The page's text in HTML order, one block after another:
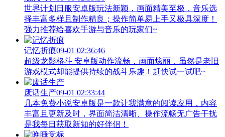
世界计划日服安卓版玩法新颖，画面精美至极，音乐选
择丰富多样且制作精良；操作简单易上手又极具深度！
强力推荐给喜欢手游与音乐的玩家们~
记忆折痕09-01 02:36:46
超级龙影格斗 安卓版动作流畅，画面炫丽，虽然是老旧
游戏模式却能提供持续的战斗乐趣！赶快试一试吧~
废话生产09-01 02:33:44
几本免费小说安卓版是一款让我满意的阅读应用，内容
丰富且更新及时，界面简洁清晰、操作流畅无广告干扰
是我每日获取新知的好伴侣！